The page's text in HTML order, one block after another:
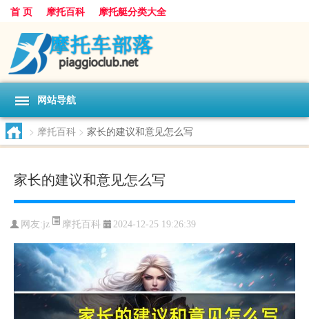
首 页 摩托百科 摩托艇分类大全
网站导航
> 摩托百科 > 家长的建议和意见怎么写
家长的建议和意见怎么写
网友:jz 摩托百科 2024-12-25 19:26:39